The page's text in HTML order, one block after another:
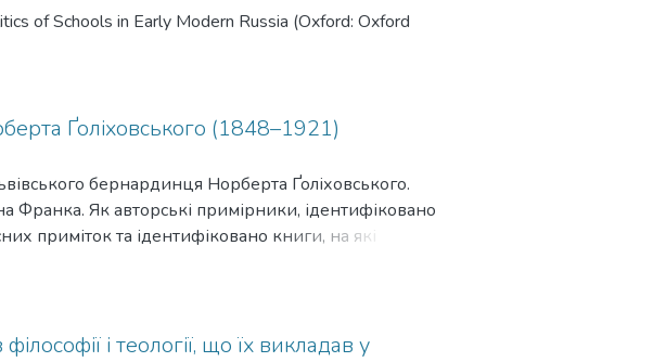
of Schools in Early Modern Russia (Oxford: Oxford
Ґоліховського (1848–1921)
бернардинця Норберта Ґоліховського.
Франка. Як авторські примірники, ідентифіковано
приміток та ідентифіковано книги, на які
опубліковано примітки, що містять біографічну
і теології, що їх викладав у